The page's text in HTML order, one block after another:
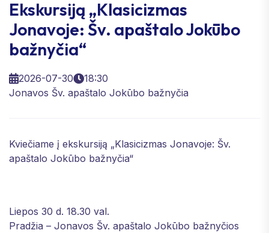
Ekskursiją „Klasicizmas
Jonavoje: Šv. apaštalo Jokūbo
bažnyčia“
2026-07-30
18:30
Jonavos Šv. apaštalo Jokūbo bažnyčia
Kviečiame į ekskursiją „Klasicizmas Jonavoje: Šv.
apaštalo Jokūbo bažnyčia“
Liepos 30 d. 18.30 val.
Pradžia – Jonavos Šv. apaštalo Jokūbo bažnyčios